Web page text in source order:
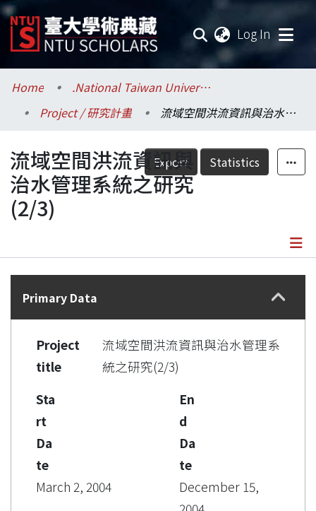
Log In
Communities & Collections
Research Outputs
Fundings & Projects
Researchers
Statistics
Home
.National Taiwan University / 國立臺灣大學
Project / 研究計畫
流域空間洪流資訊與治水管理系統之研究(2/3)
Export Statistics
流域空間洪流資訊與
治水管理系統之研究
(2/3)
Details
Primary Data
Project
title
流域空間洪流資訊與治水管理系
統之研究(2/3)
Sta
rt
Da
te
March 2, 2004
En
d
Da
te
December 15,